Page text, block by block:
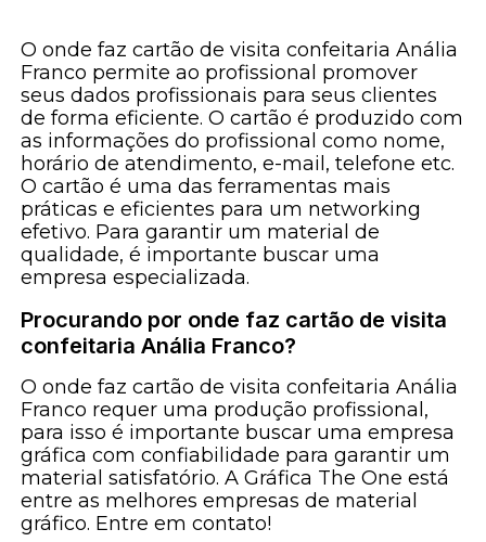
O onde faz cartão de visita confeitaria Anália
Franco permite ao profissional promover
seus dados profissionais para seus clientes
de forma eficiente. O cartão é produzido com
as informações do profissional como nome,
horário de atendimento, e-mail, telefone etc.
O cartão é uma das ferramentas mais
práticas e eficientes para um networking
efetivo. Para garantir um material de
qualidade, é importante buscar uma
empresa especializada.
Procurando por onde faz cartão de visita
confeitaria Anália Franco?
O onde faz cartão de visita confeitaria Anália
Franco requer uma produção profissional,
para isso é importante buscar uma empresa
gráfica com confiabilidade para garantir um
material satisfatório. A Gráfica The One está
entre as melhores empresas de material
gráfico. Entre em contato!